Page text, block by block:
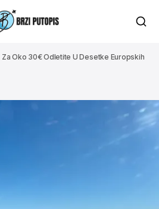
Za Oko 30€ Odletite U Desetke Europskih